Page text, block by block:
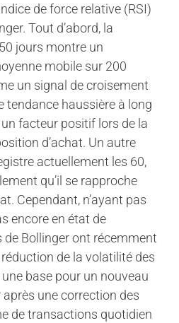
de force relative (RSI)
Tout d’abord, la
jours montre un
mobile sur 200
un signal de croisement
tendance haussière à long
facteur positif lors de la
d’achat. Un autre
actuellement les 60,
qu’il se rapproche
Cependant, n’ayant pas
encore en état de
de Bollinger ont récemment
de la volatilité des
base pour un nouveau
une correction des
de transactions quotidien